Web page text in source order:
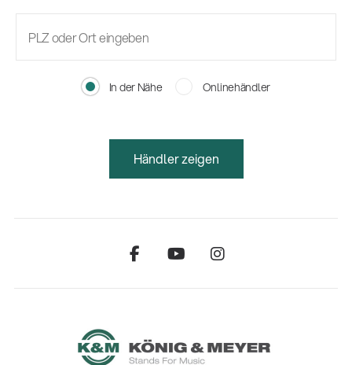
In der Nähe Onlinehändler
Händler zeigen